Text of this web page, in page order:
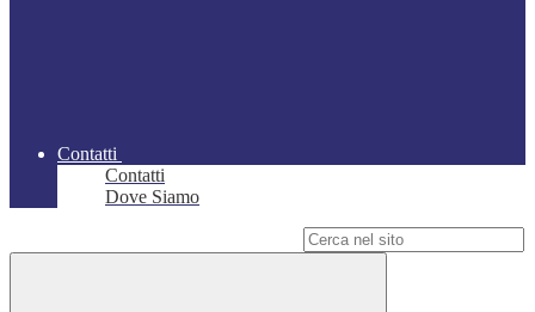
Contatti
Contatti
Dove Siamo